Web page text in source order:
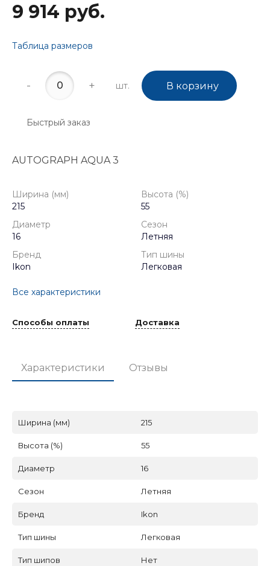
9 914 руб.
Таблица размеров
- + шт. В корзину
Быстрый заказ
AUTOGRAPH AQUA 3
Ширина (мм)
215
Высота (%)
55
Диаметр
16
Сезон
Летняя
Бренд
Ikon
Тип шины
Легковая
Все характеристики
Способы оплаты Доставка
Характеристики Отзывы
Ширина (мм) 215
Высота (%) 55
Диаметр 16
Сезон Летняя
Бренд Ikon
Тип шины Легковая
Тип шипов Нет